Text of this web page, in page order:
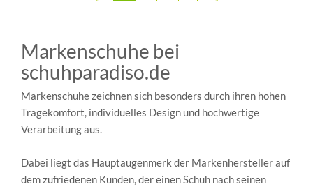
Markenschuhe bei
schuhparadiso.de
Markenschuhe zeichnen sich besonders durch ihren hohen
Tragekomfort, individuelles Design und hochwertige
Verarbeitung aus.
Dabei liegt das Hauptaugenmerk der Markenhersteller auf
dem zufriedenen Kunden, der einen Schuh nach seinen